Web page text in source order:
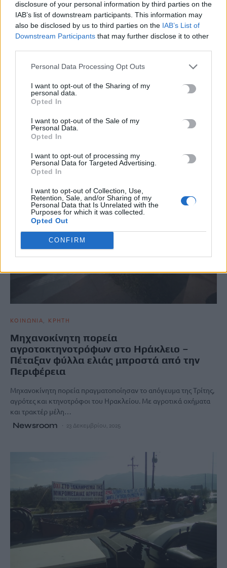
disclosure of your personal information by third parties on the
IAB’s list of downstream participants. This information may
also be disclosed by us to third parties on the IAB’s List of
Downstream Participants that may further disclose it to other
Personal Data Processing Opt Outs
I want to opt-out of the Sharing of my
personal data.
Opted In
I want to opt-out of the Sale of my
Personal Data.
Opted In
I want to opt-out of processing my
Personal Data for Targeted Advertising.
Opted In
I want to opt-out of Collection, Use,
Retention, Sale, and/or Sharing of my
Personal Data that Is Unrelated with the
Purposes for which it was collected.
Opted Out
CONFIRM
ΚΟΙΝΩΝΙΑ ΚΡΗΤΗ
Ρέθυμνο: Με… καζάνια και βραστό η νέα
(φωτογραφίες)
που συνεχίζουν εν μέσω εορτών τις κινητοποιήσεις τους.
Σύμφωνα με τα…
ΚΟΙΝΩΝΙΑ ΚΡΗΤΗ
Μηχανοκίνητη πορεία
αγροτoκτηνοτρόφων στο Ηράκλειο –
Πέταξαν φύλλα ελιάς μπροστά από την
Περιφέρεια
Μηχανοκίνητη πορεία πραγματοποίησαν το απόγευμα της Τρίτης,
αγρότες και κτηνοτρόφοι του Ηρακλείου. Με αγροτικά οχήματα
και τρακτέρ μέλη…
Newsroom 23 Δεκεμβρίου, 2025